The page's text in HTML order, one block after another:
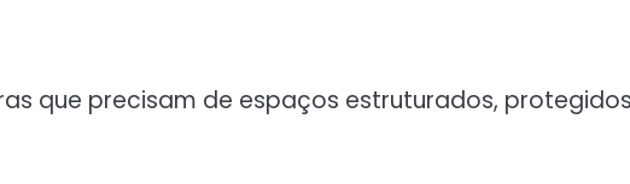
que precisam de espaços estruturados,